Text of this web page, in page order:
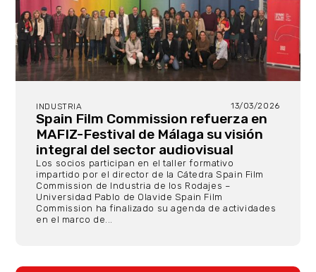
INDUSTRIA 13/03/2026
Spain Film Commission refuerza en
MAFIZ-Festival de Málaga su visión
integral del sector audiovisual
Los socios participan en el taller formativo
impartido por el director de la Cátedra Spain Film
Commission de Industria de los Rodajes –
Universidad Pablo de Olavide Spain Film
Commission ha finalizado su agenda de actividades
en el marco de...